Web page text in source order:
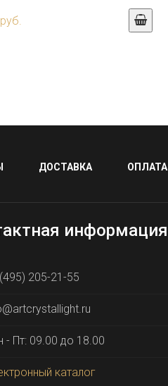
ДОСТАВКА ОПЛАТА
информация
205-21-55
- Пт: 09.00 до 18.00
каталог